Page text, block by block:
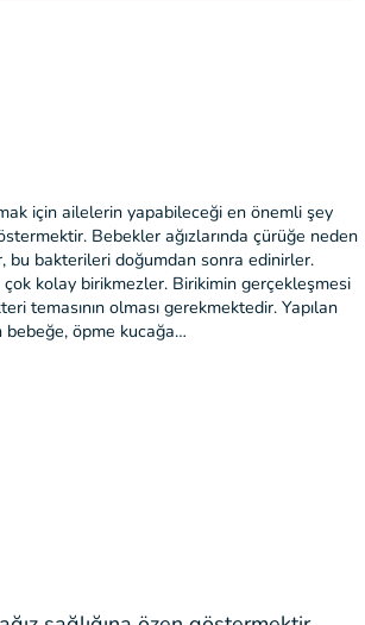
için ailelerin yapabileceği en önemli şey
Bebekler ağızlarında çürüğe neden
bakterileri doğumdan sonra edinirler.
kolay birikmezler. Birikimin gerçekleşmesi
temasının olması gerekmektedir. Yapılan
bebeğe, öpme kucağa…